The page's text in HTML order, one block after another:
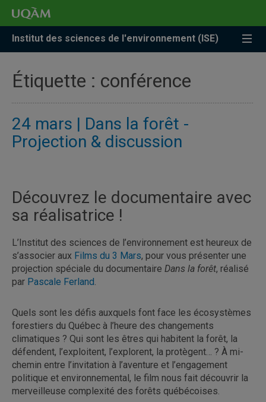
Accéder
recherche
Accéder
menu
pricipal
Accéder
zone
Institut des sciences de l'environnement (ISE)
Étiquette : conférence
24 mars | Dans la forêt -
Projection & discussion
Découvrez le documentaire avec
sa réalisatrice !
L’Institut des sciences de l’environnement est heureux de
s’associer aux Films du 3 Mars, pour vous présenter une
projection spéciale du documentaire Dans la forêt, réalisé
par Pascale Ferland.
Quels sont les défis auxquels font face les écosystèmes
forestiers du Québec à l’heure des changements
climatiques ? Qui sont les êtres qui habitent la forêt, la
défendent, l’exploitent, l’explorent, la protègent… ? À mi-
chemin entre l’invitation à l’aventure et l’engagement
politique et environnemental, le film nous fait découvrir la
merveilleuse complexité des forêts québécoises.